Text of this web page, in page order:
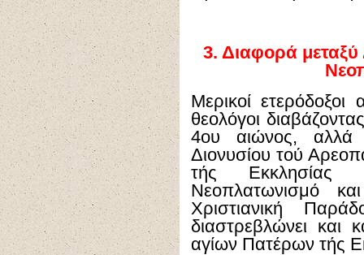
3. Διαφορά μεταξύ
Μερικοί ετερόδοξοι
θεολόγοι
4ου αιώνος, αλλά
Διονυσίου τού
τής Εκκλησίας
Νεοπλατωνισμό
Χριστιανική
διαστρεβλώνει και
αγίων Πατέρων τής